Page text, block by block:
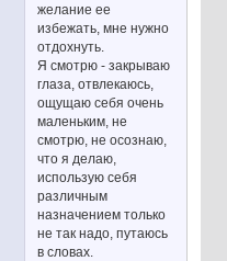
желание ее
избежать, мне нужно
отдохнуть.
Я смотрю - закрываю
глаза, отвлекаюсь,
ощущаю себя очень
маленьким, не
смотрю, не осознаю,
что я делаю,
использую себя
различным
назначением только
не так надо, путаюсь
в словах.